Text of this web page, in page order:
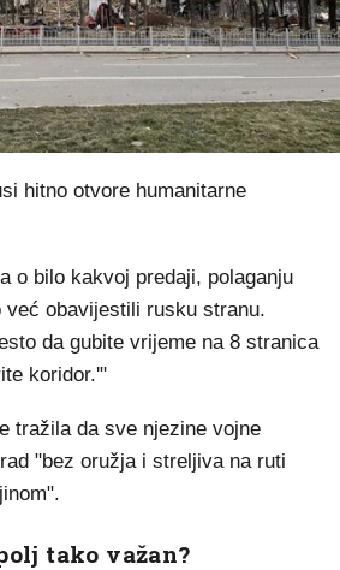
hitno otvore humanitarne
o bilo kakvoj predaji, polaganju
obavijestili rusku stranu.
da gubite vrijeme na 8 stranica
koridor.'"
tražila da sve njezine vojne
"bez oružja i streljiva na ruti
tako važan?